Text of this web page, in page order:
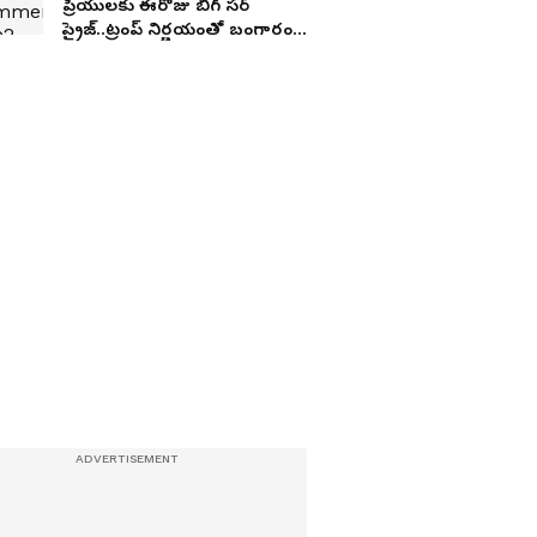
ప్రియులకు ఈరోజు బిగ్ సర్
ప్రైజ్..ట్రంప్ నిర్ణయంతో బంగారం,